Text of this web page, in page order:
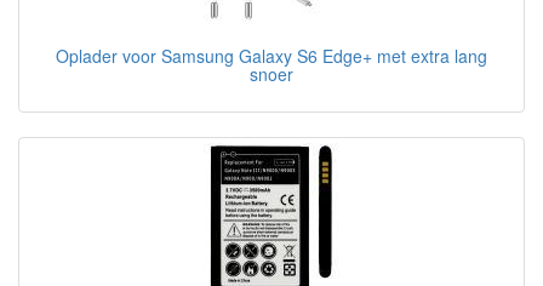
Oplader voor Samsung Galaxy S6 Edge+ met extra lang
snoer